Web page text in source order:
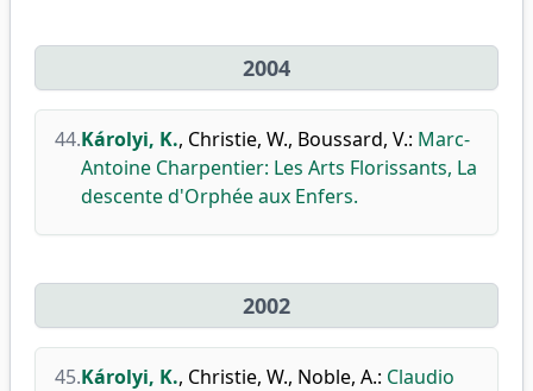
2004
44.Károlyi, K., Christie, W., Boussard, V.: Marc-
Antoine Charpentier: Les Arts Florissants, La
descente d'Orphée aux Enfers.
2002
45.Károlyi, K., Christie, W., Noble, A.: Claudio